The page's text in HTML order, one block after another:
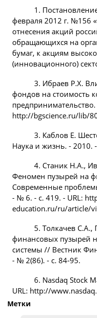
1.
февраля 2012 г. №156
отнесения акций
обращающихся на
бумаг, к акциям
(инновационного)
3. Ибраев Р.Х.
фондов на стоимость
http://bgscience.ru/lib/
3. Каблов Е.
Наука и жизнь. - 2010.
4. Станик Н.А.,
Феномен пузырей на
Современные
- № 6. - с. 419. - URL:
education.ru/ru/article/
5. Толкачев
финансовых пузырей
системы // Вестник
- № 2(86). - c. 84-95.
6. Nasdaq Stock
URL: http://
Метки